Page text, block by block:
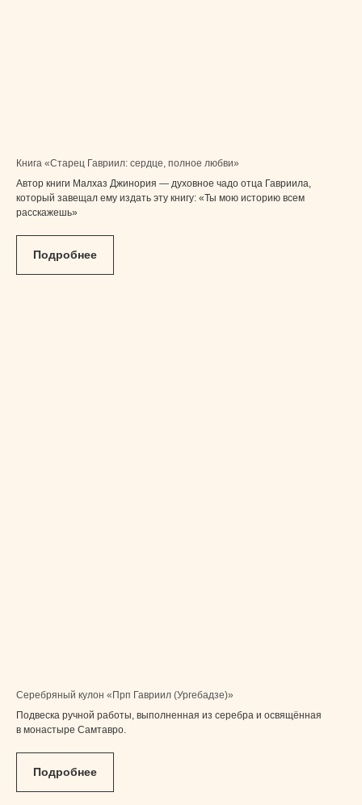
Книга «Старец Гавриил: сердце, полное любви»
Автор книги Малхаз Джинория — духовное чадо отца Гавриила,
который завещал ему издать эту книгу: «Ты мою историю всем
расскажешь»
Подробнее
Серебряный кулон «Прп Гавриил (Ургебадзе)»
Подвеска ручной работы, выполненная из серебра и освящённая
в монастыре Самтавро.
Подробнее